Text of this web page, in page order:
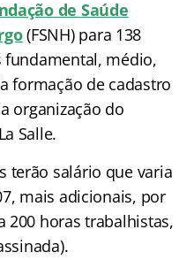
de Saúde
(FSNH) para 138
fundamental, médio,
formação de cadastro
organização do
Salle.
terão salário que varia
mais adicionais, por
200 horas trabalhistas,